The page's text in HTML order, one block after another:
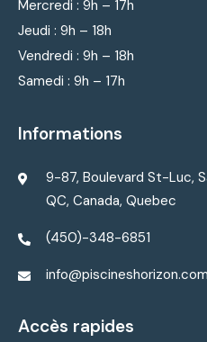
Mercredi : 9h – 17h
Jeudi : 9h – 18h
Vendredi : 9h – 18h
Samedi : 9h – 17h
Informations
9-87, Boulevard St-Luc,
QC, Canada, Quebec
(450)-348-6851
info@piscineshorizon.com
Accès rapides